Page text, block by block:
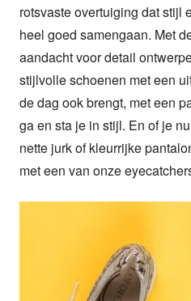
rotsvaste overtuiging dat stijl
heel goed samengaan. Met
aandacht voor detail
stijlvolle schoenen met een
de dag ook brengt, met een
ga en sta je in stijl. En of je
nette jurk of kleurrijke
met een van onze